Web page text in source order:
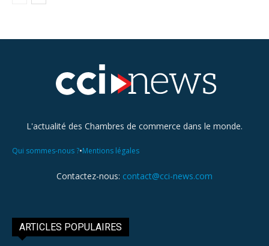
L'actualité des Chambres de commerce dans le monde.
Qui sommes-nous ?•Mentions légales
Contactez-nous: contact@cci-news.com
ARTICLES POPULAIRES